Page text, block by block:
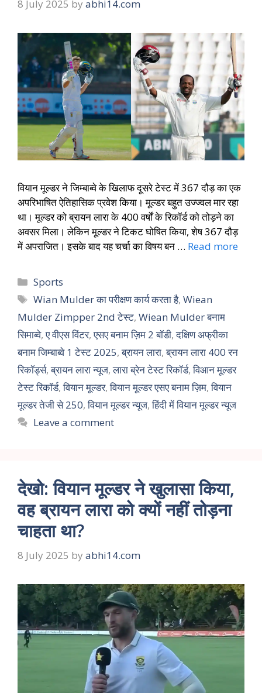
8 July 2025 by abhi14.com
वियान मूल्डर ने जिम्बाब्वे के खिलाफ दूसरे टेस्ट में 367 दौड़ का एक
अपरिभाषित ऐतिहासिक प्रवेश किया। मूल्डर बहुत उज्ज्वल मार रहा
था। मूल्डर को ब्रायन लारा के 400 वर्षों के रिकॉर्ड को तोड़ने का
अवसर मिला। लेकिन मूल्डर ने टिकट घोषित किया, शेष 367 दौड़
में अपराजित। इसके बाद यह चर्चा का विषय बन … Read more
Sports
Wian Mulder का परीक्षण कार्य करता है,Wiean
Mulder Zimpper 2nd टेस्ट, Wiean Mulder बनाम
सिमाब्वे,ए वीएस विंटर,एसए बनाम ज़िम 2 बॉडी,दक्षिण अफ्रीका
बनाम जिम्बाब्वे 1 टेस्ट 2025,ब्रायन लारा,ब्रायन लारा 400 रन
रिकॉर्ड्स,ब्रायन लारा न्यूज,लारा ब्रेन टेस्ट रिकॉर्ड,विआन मूल्डर
टेस्ट रिकॉर्ड,वियान मूल्डर,वियान मूल्डर एसए बनाम ज़िम,वियान
मूल्डर तेजी से 250,वियान मूल्डर न्यूज,हिंदी में वियान मूल्डर न्यूज
Leave a comment
देखो: वियान मूल्डर ने खुलासा किया,
वह ब्रायन लारा को क्यों नहीं तोड़ना
चाहता था?
8 July 2025 by abhi14.com